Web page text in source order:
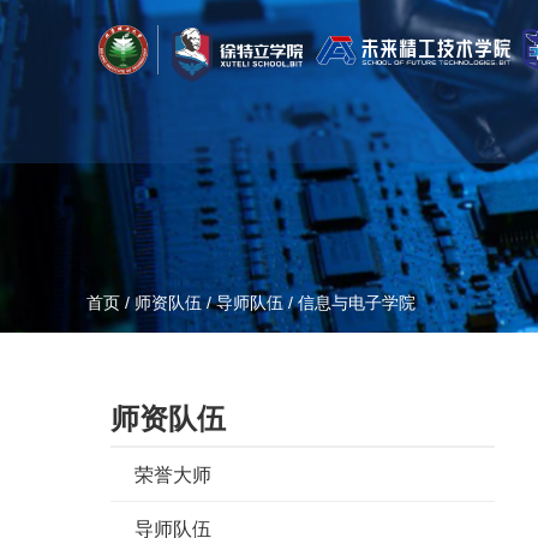
首页 /师资队伍/导师队伍/信息与电子学院
师资队伍
荣誉大师
导师队伍